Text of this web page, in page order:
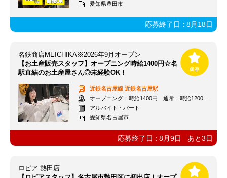
愛知県豊田市
応募終了日：8月18日
名鉄商店MEICHIKA※2026年9月オープン
【お土産販売スタッフ】オープニング時給1400円☆名
駅直結のお土産屋さん◎未経験OK！
近鉄名古屋線 近鉄名古屋駅
オープニング：時給1400円 通常：時給1200円～＋交通費全額支給
アルバイト・パート
愛知県名古屋市
応募終了日：8月9日 あと3日
ロピア 熱田店